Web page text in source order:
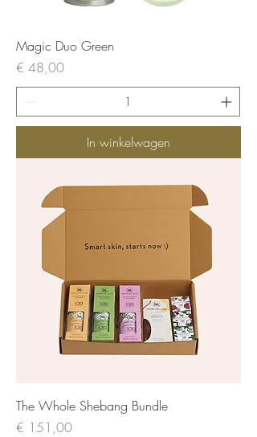
Magic Duo Green
Prijs
€ 48,00
In winkelwagen
The Whole Shebang Bundle
Prijs
€ 151,00